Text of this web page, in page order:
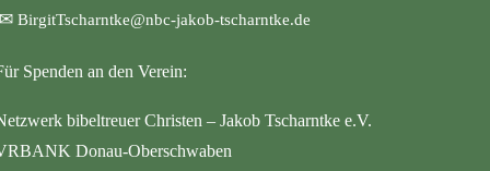
BirgitTscharntke@nbc-jakob-tscharntke.de
Spenden an den Verein:
bibeltreuer Christen – Jakob Tscharntke e.V.
Donau-Oberschwaben